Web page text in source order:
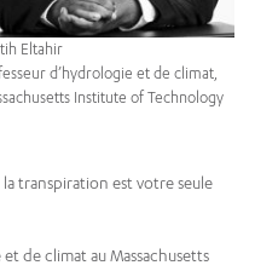
Eltahir
d’hydrologie et de climat,
Institute of Technology
la transpiration est votre seule
de climat au Massachusetts